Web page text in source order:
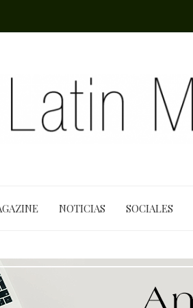
NOTICIAS SOCIALES